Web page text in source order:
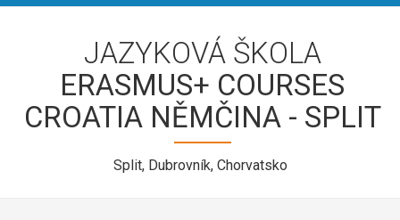
JAZYKOVÁ ŠKOLA
ERASMUS+ COURSES
CROATIA NĚMČINA - SPLIT
Split, Dubrovník, Chorvatsko